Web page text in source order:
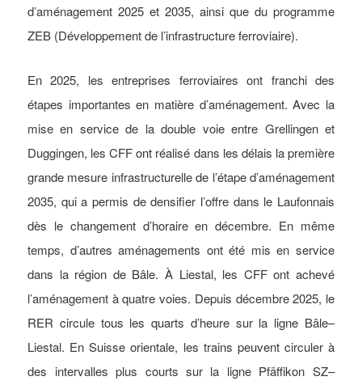
d’aménagement 2025 et 2035, ainsi que du programme
ZEB (Développement de l’infrastructure ferroviaire).
En 2025, les entreprises ferroviaires ont franchi des
étapes importantes en matière d’aménagement. Avec la
mise en service de la double voie entre Grellingen et
Duggingen, les CFF ont réalisé dans les délais la première
grande mesure infrastructurelle de l’étape d’aménagement
2035, qui a permis de densifier l’offre dans le Laufonnais
dès le changement d’horaire en décembre. En même
temps, d’autres aménagements ont été mis en service
dans la région de Bâle. À Liestal, les CFF ont achevé
l’aménagement à quatre voies. Depuis décembre 2025, le
RER circule tous les quarts d’heure sur la ligne Bâle–
Liestal. En Suisse orientale, les trains peuvent circuler à
des intervalles plus courts sur la ligne Pfäffikon SZ–